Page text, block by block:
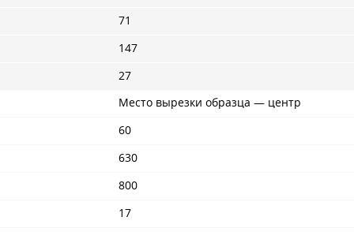
71
147
27
Место вырезки образца — центр
60
630
800
17